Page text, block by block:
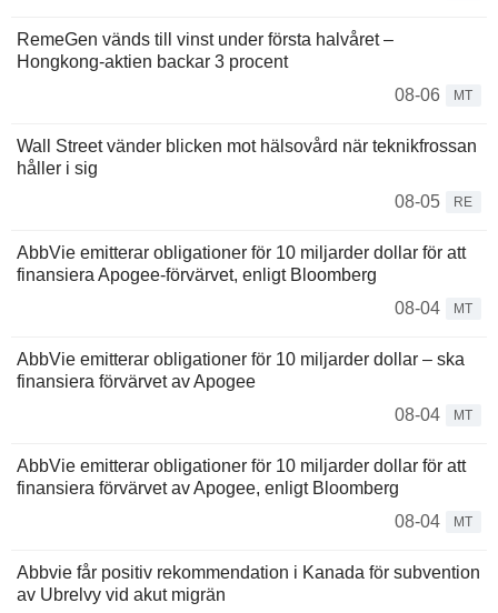
RemeGen vänds till vinst under första halvåret –
Hongkong-aktien backar 3 procent
08-06
MT
Wall Street vänder blicken mot hälsovård när teknikfrossan
håller i sig
08-05
RE
AbbVie emitterar obligationer för 10 miljarder dollar för att
finansiera Apogee-förvärvet, enligt Bloomberg
08-04
MT
AbbVie emitterar obligationer för 10 miljarder dollar – ska
finansiera förvärvet av Apogee
08-04
MT
AbbVie emitterar obligationer för 10 miljarder dollar för att
finansiera förvärvet av Apogee, enligt Bloomberg
08-04
MT
Abbvie får positiv rekommendation i Kanada för subvention
av Ubrelvy vid akut migrän